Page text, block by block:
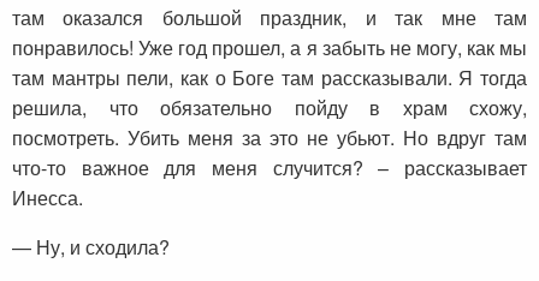
там оказался большой праздник, и так мне там
понравилось! Уже год прошел, а я забыть не могу, как мы
там мантры пели, как о Боге там рассказывали. Я тогда
решила, что обязательно пойду в храм схожу,
посмотреть. Убить меня за это не убьют. Но вдруг там
что-то важное для меня случится? – рассказывает
Инесса.
— Ну, и сходила?